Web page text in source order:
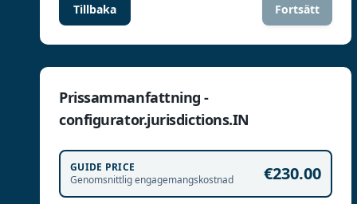
Tillbaka Fortsätt
Prissammanfattning -
configurator.jurisdictions.IN
GUIDE PRICE
Genomsnittlig engagemangskostnad
€230.00